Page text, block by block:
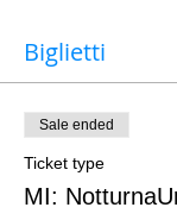
Biglietti
Sale ended
Ticket type
MI: